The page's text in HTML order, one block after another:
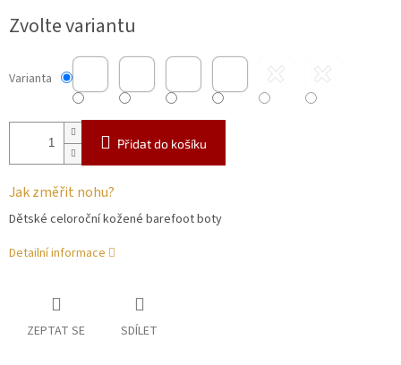
cena:
Zvolte variantu
Varianta
Přidat do košíku
Jak změřit nohu?
Dětské celoroční kožené barefoot boty
Detailní informace
ZEPTAT SE SDÍLET